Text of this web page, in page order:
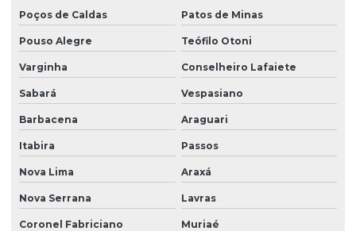
Poços de Caldas Patos de Minas
Pouso Alegre Teófilo Otoni
Varginha Conselheiro Lafaiete
Sabará Vespasiano
Barbacena Araguari
Itabira Passos
Nova Lima Araxá
Nova Serrana Lavras
Coronel Fabriciano Muriaé